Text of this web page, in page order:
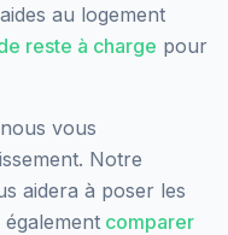
au logement
reste à charge pour
vous
Notre
aidera à poser les
comparer